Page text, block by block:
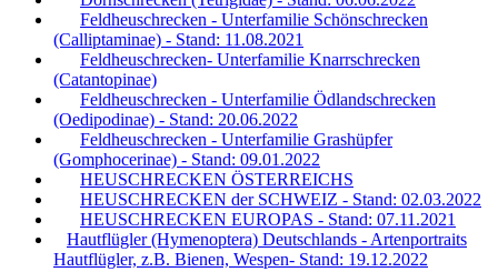
Feldheuschrecken - Unterfamilie Schönschrecken
(Calliptaminae) - Stand: 11.08.2021
Feldheuschrecken- Unterfamilie Knarrschrecken
(Catantopinae)
Feldheuschrecken - Unterfamilie Ödlandschrecken
(Oedipodinae) - Stand: 20.06.2022
Feldheuschrecken - Unterfamilie Grashüpfer
(Gomphocerinae) - Stand: 09.01.2022
HEUSCHRECKEN ÖSTERREICHS
HEUSCHRECKEN der SCHWEIZ - Stand: 02.03.2022
HEUSCHRECKEN EUROPAS - Stand: 07.11.2021
Hautflügler (Hymenoptera) Deutschlands - Artenportraits
Hautflügler, z.B. Bienen, Wespen- Stand: 19.12.2022